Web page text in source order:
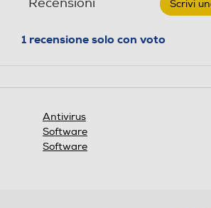
Protection
Recensioni Scrivi
1 recensione solo con voto
Antivirus
Software
Software